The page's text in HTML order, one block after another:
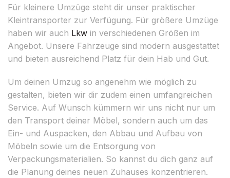
Für kleinere Umzüge steht dir unser praktischer
Kleintransporter zur Verfügung. Für größere Umzüge
haben wir auch Lkw in verschiedenen Größen im
Angebot. Unsere Fahrzeuge sind modern ausgestattet
und bieten ausreichend Platz für dein Hab und Gut.
Um deinen Umzug so angenehm wie möglich zu
gestalten, bieten wir dir zudem einen umfangreichen
Service. Auf Wunsch kümmern wir uns nicht nur um
den Transport deiner Möbel, sondern auch um das
Ein- und Auspacken, den Abbau und Aufbau von
Möbeln sowie um die Entsorgung von
Verpackungsmaterialien. So kannst du dich ganz auf
die Planung deines neuen Zuhauses konzentrieren.